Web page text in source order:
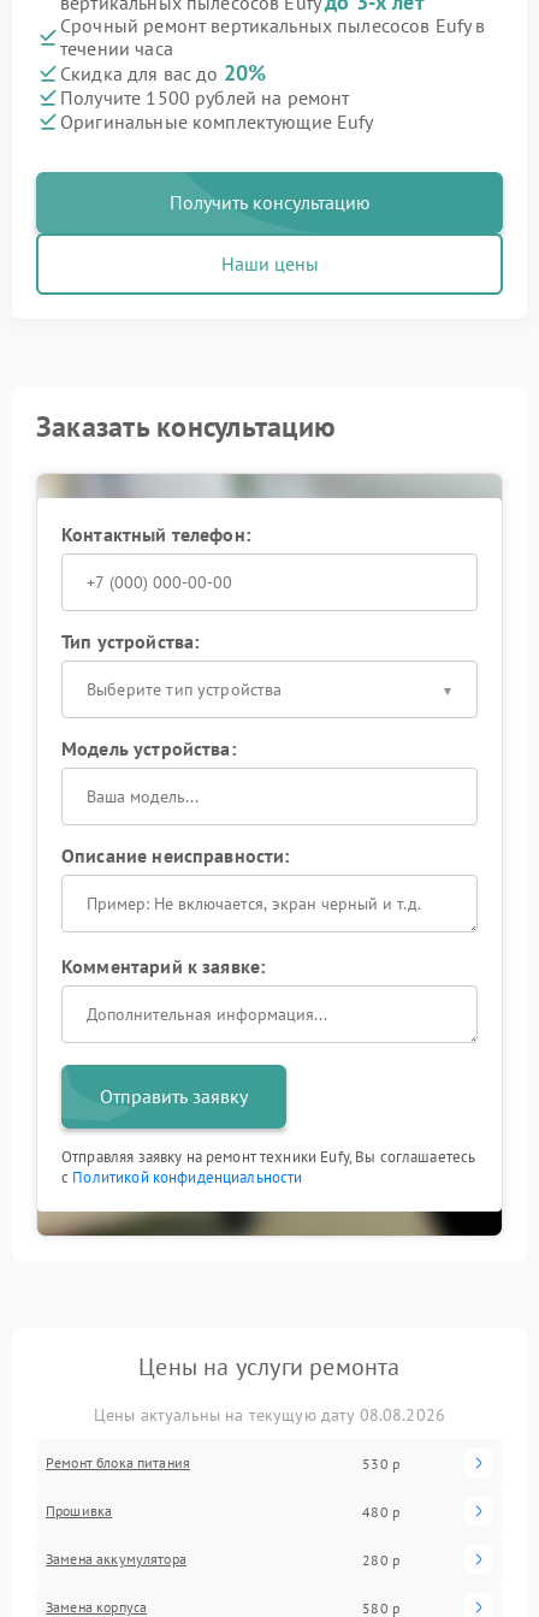
Срочный ремонт вертикальных пылесосов Eufy в
течении часа
Скидка для вас до 20%
Получите 1500 рублей на ремонт
Оригинальные комплектующие Eufy
Получить консультацию
Наши цены
Заказать консультацию
Контактный телефон:
Тип устройства:
Выберите тип устройства
Модель устройства:
Описание неисправности:
Комментарий к заявке:
Отправить заявку
Отправляя заявку на ремонт техники Eufy, Вы соглашаетесь
с Политикой конфиденциальности
Цены на услуги ремонта
Цены актуальны на текущую дату 08.08.2026
Ремонт блока питания 530 р
Прошивка 480 р
Замена аккумулятора 280 р
Замена корпуса 580 р